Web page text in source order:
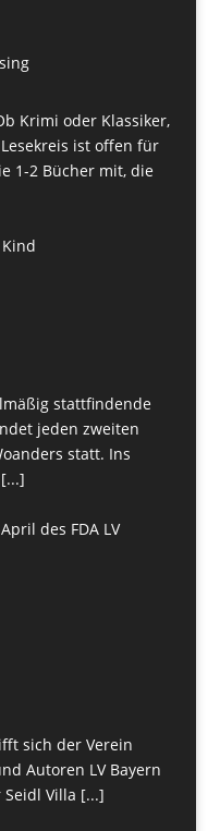
Krimi oder Klassiker,
ist offen für
1-2 Bücher mit, die
stattfindende
jeden zweiten
statt. Ins
des FDA LV
sich der Verein
Autoren LV Bayern
Villa [...]